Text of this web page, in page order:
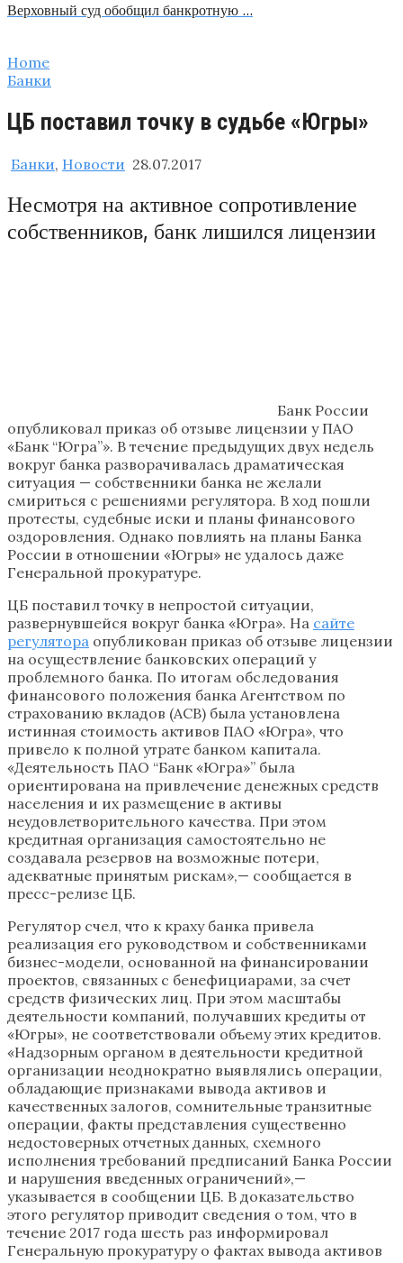
Верховный суд обобщил банкротную …
Home
Банки
ЦБ поставил точку в судьбе «Югры»
Банки, Новости 28.07.2017
Несмотря на активное сопротивление
собственников, банк лишился лицензии
Банк России
опубликовал приказ об отзыве лицензии у ПАО
«Банк “Югра”». В течение предыдущих двух недель
вокруг банка разворачивалась драматическая
ситуация — собственники банка не желали
смириться с решениями регулятора. В ход пошли
протесты, судебные иски и планы финансового
оздоровления. Однако повлиять на планы Банка
России в отношении «Югры» не удалось даже
Генеральной прокуратуре.
ЦБ поставил точку в непростой ситуации,
развернувшейся вокруг банка «Югра». На сайте
регулятора опубликован приказ об отзыве лицензии
на осуществление банковских операций у
проблемного банка. По итогам обследования
финансового положения банка Агентством по
страхованию вкладов (АСВ) была установлена
истинная стоимость активов ПАО «Югра», что
привело к полной утрате банком капитала.
«Деятельность ПАО “Банк «Югра»” была
ориентирована на привлечение денежных средств
населения и их размещение в активы
неудовлетворительного качества. При этом
кредитная организация самостоятельно не
создавала резервов на возможные потери,
адекватные принятым рискам»,— сообщается в
пресс-релизе ЦБ.
Регулятор счел, что к краху банка привела
реализация его руководством и собственниками
бизнес-модели, основанной на финансировании
проектов, связанных с бенефициарами, за счет
средств физических лиц. При этом масштабы
деятельности компаний, получавших кредиты от
«Югры», не соответствовали объему этих кредитов.
«Надзорным органом в деятельности кредитной
организации неоднократно выявлялись операции,
обладающие признаками вывода активов и
качественных залогов, сомнительные транзитные
операции, факты представления существенно
недостоверных отчетных данных, схемного
исполнения требований предписаний Банка России
и нарушения введенных ограничений»,—
указывается в сообщении ЦБ. В доказательство
этого регулятор приводит сведения о том, что в
течение 2017 года шесть раз информировал
Генеральную прокуратуру о фактах вывода активов